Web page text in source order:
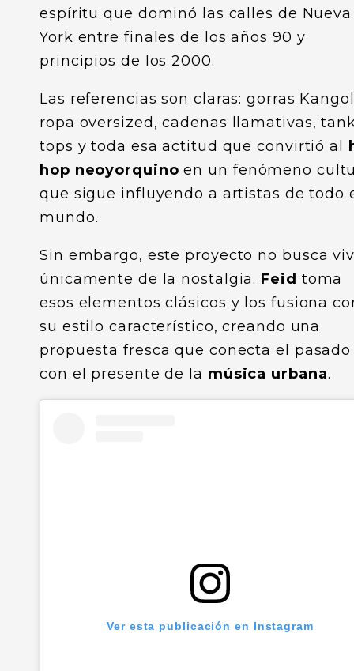
espíritu que dominó las calles de Nueva
York entre finales de los años 90 y
principios de los 2000.
Las referencias son claras: gorras
ropa oversized, cadenas llamativas,
tops y toda esa actitud que convirtió al
hop neoyorquino en un fenómeno
que sigue influyendo a artistas de todo
mundo.
Sin embargo, este proyecto no busca
únicamente de la nostalgia. Feid toma
esos elementos clásicos y los fusiona
su estilo característico, creando una
propuesta fresca que conecta el pasado
con el presente de la música urbana.
Ver esta publicación en Instagram